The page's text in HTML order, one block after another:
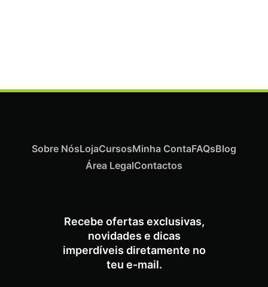
Recebe ofertas exclusivas,
novidades e dicas
imperdíveis diretamente no
teu e-mail.
Sobre NósLojaCursosMinha ContaFAQsBlog
Área LegalContactos